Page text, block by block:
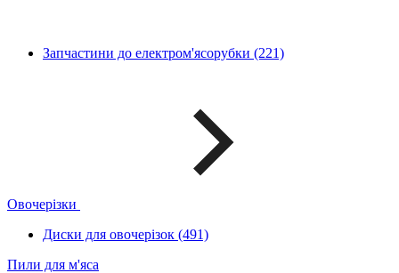
Запчастини до електром'ясорубки (221)
Овочерізки
Диски для овочерізок (491)
Пили для м'яса